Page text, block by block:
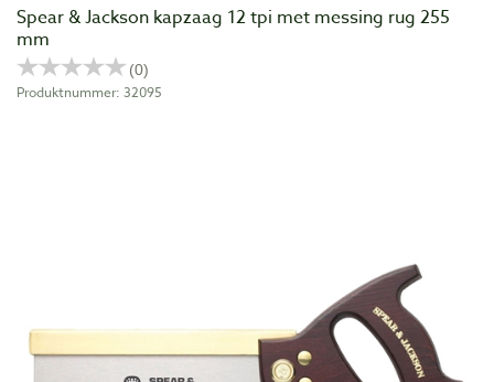
Spear & Jackson kapzaag 12 tpi met messing rug 255
mm
Produktnummer: 32095